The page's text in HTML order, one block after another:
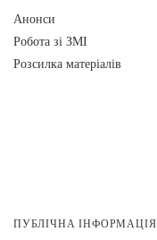
Анонси
Робота зі ЗМІ
Розсилка матеріалів
ПУБЛІЧНА ІНФОРМАЦІЯ